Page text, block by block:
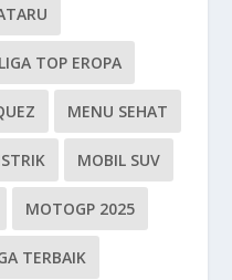
LIGA TOP EROPA
MENU SEHAT
MOBIL SUV
MOTOGP 2025
TERBAIK